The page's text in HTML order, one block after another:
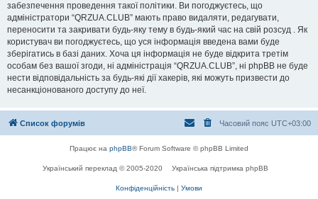
забезпечення проведення такої політики. Ви погоджуєтесь, що
адміністратори “QRZUA.CLUB” мають право видаляти, редагувати,
переносити та закривати будь-яку тему в будь-який час на свій розсуд . Як
користувач ви погоджуєтесь, що уся інформація введена вами буде
зберігатись в базі даних. Хоча ця інформація не буде відкрита третім
особам без вашої згоди, ні адміністрація “QRZUA.CLUB”, ні phpBB не буде
нести відповідальність за будь-які дії хакерів, які можуть призвести до
несанкціонованого доступу до неї.
Список форумів Часовий пояс UTC+03:00
Працює на phpBB® Forum Software © phpBB Limited
Український переклад © 2005-2020 Українська підтримка phpBB
Конфіденційність | Умови